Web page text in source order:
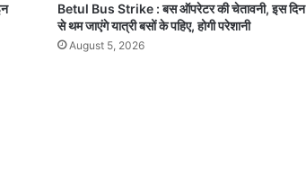
Betul Bus Strike : बस ऑपरेटर की चेतावनी, इस दिन
से थम जाएंगे यात्री बसों के पहिए, होगी परेशानी
August 5, 2026